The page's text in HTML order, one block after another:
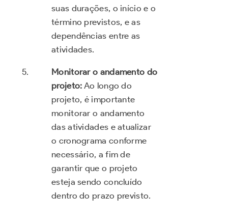
suas durações, o início e o
término previstos, e as
dependências entre as
atividades.
Monitorar o andamento do
projeto: Ao longo do
projeto, é importante
monitorar o andamento
das atividades e atualizar
o cronograma conforme
necessário, a fim de
garantir que o projeto
esteja sendo concluído
dentro do prazo previsto.